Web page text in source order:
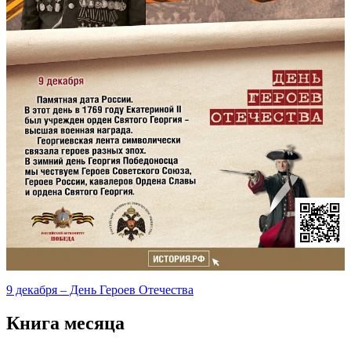
9 декабря – День Героев Отечества
Книга месяца